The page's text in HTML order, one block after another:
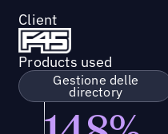
Client
Products used
Gestione delle
directory